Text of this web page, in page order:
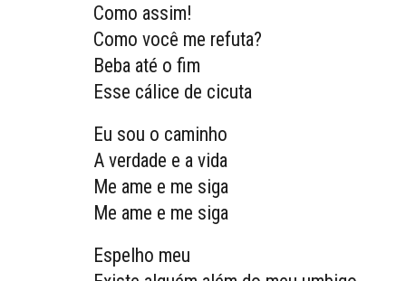
Como assim!
Como você me refuta?
Beba até o fim
Esse cálice de cicuta
Eu sou o caminho
A verdade e a vida
Me ame e me siga
Me ame e me siga
Espelho meu